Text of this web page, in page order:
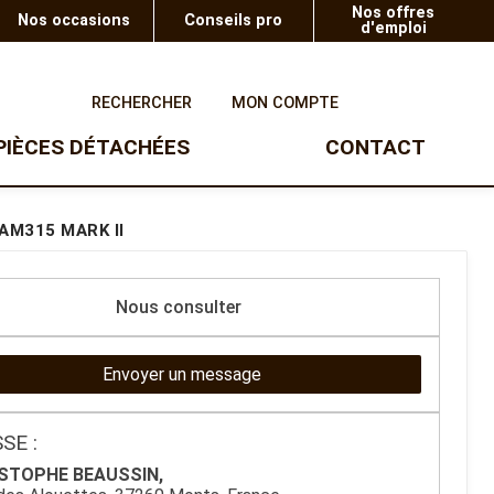
Nos occasions Conseils pro
Nos offres
d'emploi
TAILLE-HAIE
Taille-haie éléctrique
OUTILS TROIS POINTS
UTV
DÉTACHÉES CONTACT
RECHERCHER MON COMPTE
MARK II
Nous consulter
Envoyer un message
:
BEAUSSIN,